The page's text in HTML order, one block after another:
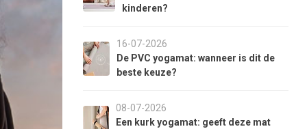
kinderen?
16-07-2026
De PVC yogamat: wanneer is dit de
beste keuze?
08-07-2026
Een kurk yogamat: geeft deze mat